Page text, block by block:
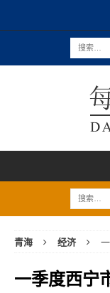
青海 经济
一季度西宁